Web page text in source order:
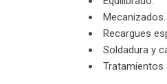
Mecanizados.
Recargues
Soldadura y
Tratamientos